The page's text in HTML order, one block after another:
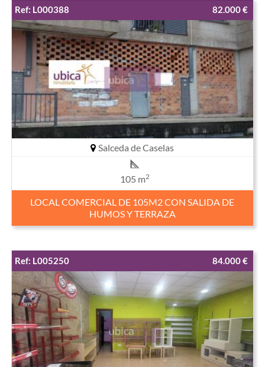
Ref: L000388 82.000 €
Salceda de Caselas
105 m2
LOCAL COMERCIAL DE 105M2 CON SALIDA DE
HUMOS Y TERRAZA
Ref: L005250 84.000 €